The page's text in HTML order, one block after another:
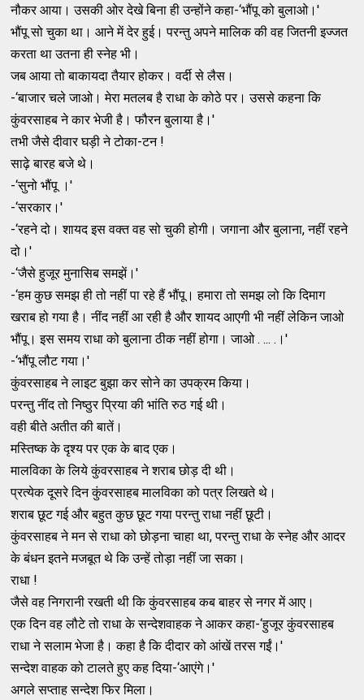
नौकर आया। उसकी ओर देखे बिना ही उन्‍होंने कहा-‘भौंपू को बुलाओ।'
भौंपू सो चुका था। आने में देर हुई। परन्‍तु अपने मालिक की वह जितनी इज्‍जत
करता था उतना ही स्‍नेह भी।
जब आया तो बाकायदा तैयार होकर। वर्दी से लैस।
-‘बाजार चले जाओ। मेरा मतलब है राधा के कोठे पर। उससे कहना कि
कुंवरसाहब ने कार भेजी है। फौरन बुलाया है।'
तभी जैसे दीवार घड़ी ने टोका-टन !
साढ़े बारह बजे थे।
-‘सुनो भौंपू ।'
-‘सरकार।'
-‘रहने दो। शायद इस वक्‍त वह सो चुकी होगी। जगाना और बुलाना, नहीं रहने
दो।'
-‘जैसे हुजूर मुनासिब समझें।'
-‘हम कुछ समझ ही तो नहीं पा रहे हैं भौंपू। हमारा तो समझ लो कि दिमाग
खराब हो गया है। नींद नहीं आ रही है और शायद आएगी भी नहीं लेकिन जाओ
भौंपू। इस समय राधा को बुलाना ठीक नहीं होगा। जाओ . ... .।'
-‘भौंपू लौट गया।'
कुंवरसाहब ने लाइट बुझा कर सोने का उपक्रम किया।
परन्‍तु नींद तो निष्‍ठुर प्रिया की भांति रुठ गई थी।
वही बीते अतीत की बातें।
मस्‍तिष्‍क के दृश्‍य पर एक के बाद एक।
मालविका के लिये कुंवरसाहब ने शराब छोड़ दी थी।
प्रत्‍येक दूसरे दिन कुंवरसाहब मालविका को पत्र लिखते थे।
शराब छूट गई और बहुत कुछ छूट गया परन्‍तु राधा नहीं छूटी।
कुंवरसाहब ने मन से राधा को छोड़ना चाहा था, परन्‍तु राधा के स्‍नेह और आदर
के बंधन इतने मजबूत थे कि उन्‍हें तोड़ा नहीं जा सका।
राधा !
जैसे वह निगरानी रखती थी कि कुंवरसाहब कब बाहर से नगर में आए।
एक दिन वह लौटे तो राधा के सन्‍देशवाहक ने आकर कहा-‘हुजूर कुंवरसाहब
राधा ने सलाम भेजा है। कहा है कि दीदार को आंखें तरस गईं।'
सन्‍देश वाहक को टालते हुए कह दिया-‘आएंगे।'
अगले सप्‍ताह सन्‍देश फिर मिला।